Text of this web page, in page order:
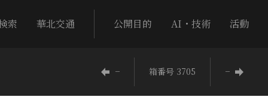
索 華北交通 公開目的 AI・技術 活動
− 箱番号 3705 −